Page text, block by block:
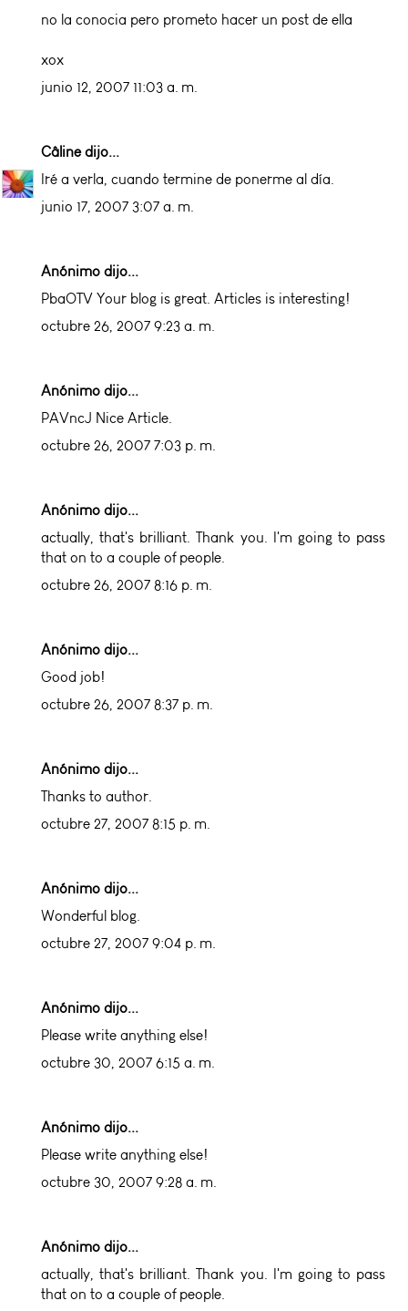
no la conocia pero prometo hacer un post de ella
xox
junio 12, 2007 11:03 a. m.
Câlinedijo...
Iré a verla, cuando termine de ponerme al día.
junio 17, 2007 3:07 a. m.
Anónimo dijo...
PbaOTV Your blog is great. Articles is interesting!
octubre 26, 2007 9:23 a. m.
Anónimo dijo...
PAVncJ Nice Article.
octubre 26, 2007 7:03 p. m.
Anónimo dijo...
actually, that's brilliant. Thank you. I'm going to pass
that on to a couple of people.
octubre 26, 2007 8:16 p. m.
Anónimo dijo...
Good job!
octubre 26, 2007 8:37 p. m.
Anónimo dijo...
Thanks to author.
octubre 27, 2007 8:15 p. m.
Anónimo dijo...
Wonderful blog.
octubre 27, 2007 9:04 p. m.
Anónimo dijo...
Please write anything else!
octubre 30, 2007 6:15 a. m.
Anónimo dijo...
Please write anything else!
octubre 30, 2007 9:28 a. m.
Anónimo dijo...
actually, that's brilliant. Thank you. I'm going to pass
that on to a couple of people.